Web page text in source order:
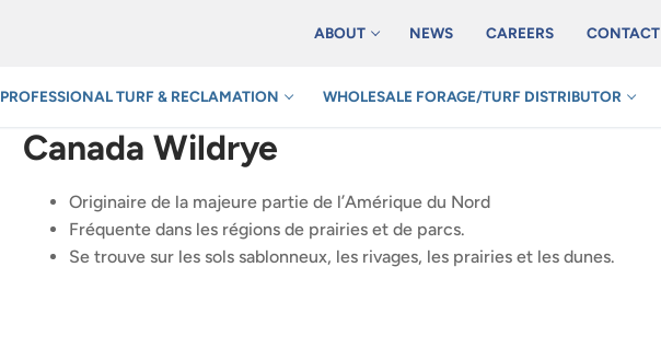
ABOUT NEWS CAREERS CONTACT
PROFESSIONAL TURF & RECLAMATION WHOLESALE FORAGE/TURF DISTRIBUTOR
Canada Wildrye
Originaire de la majeure partie de l’Amérique du Nord
Fréquente dans les régions de prairies et de parcs.
Se trouve sur les sols sablonneux, les rivages, les prairies et les dunes.